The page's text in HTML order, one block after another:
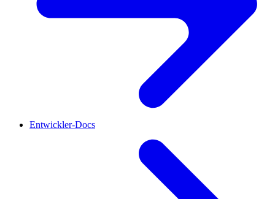
Entwickler-Docs